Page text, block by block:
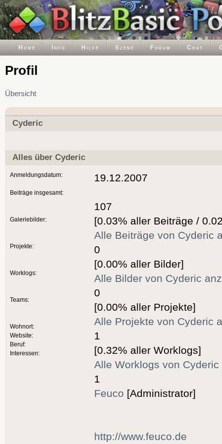
Home Info Hilfe Szene Forum Chat
Profil
Übersicht
Cyderic
Alles über Cyderic
Anmeldungsdatum:
Beiträge insgesamt:
Galeriebilder:
Projekte:
Worklogs:
Teams:
Wohnort:
Website:
Beruf:
Interessen:
19.12.2007
107
[0.03% aller Beiträge /
Alle Beiträge von Cyderic
0
[0.00% aller Bilder]
Alle Bilder von Cyderic
0
[0.00% aller Projekte]
Alle Projekte von Cyderic
1
[0.32% aller Worklogs]
Alle Worklogs von
1
Feuco [Administrator]
http://www.feuco.de